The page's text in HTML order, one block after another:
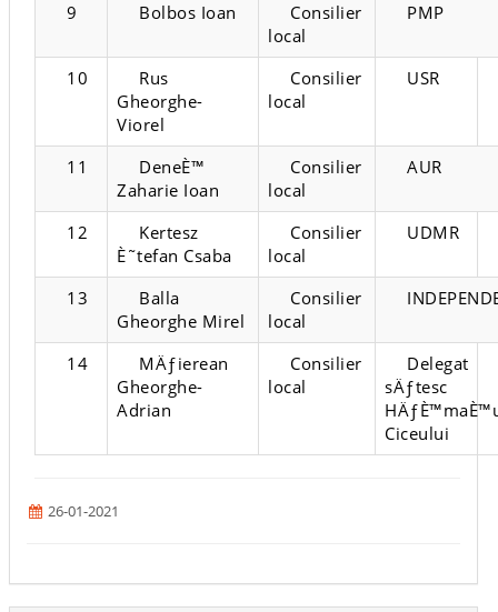
9 Bolbos Ioan
Consilier
local
PMP
10
Rus
Gheorghe-
Viorel
Consilier
local
USR
11
DeneÈ™
Zaharie Ioan
Consilier
local
AUR
12
Kertesz
È˜tefan Csaba
Consilier
local
UDMR
13
Balla
Gheorghe Mirel
Consilier
local
14
MÄƒierean
Gheorghe-
Adrian
Consilier
local
Delegat
sÄƒtesc
Ciceului
26-01-2021